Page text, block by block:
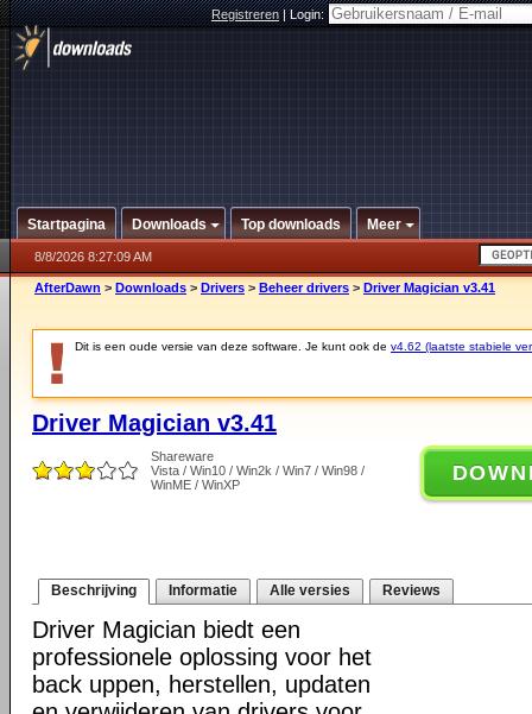
Registreren|Login:
Startpagina Downloads Top downloads Meer
8/8/2026 8:27:09 AM
AfterDawn > Downloads > Drivers > Beheer drivers > Driver Magician v3.41
Dit is een oude versie van deze software. Je kunt ook de v4.62 (laatste stabiele
Driver Magician v3.41
Shareware
Vista / Win10 / Win2k / Win7 / Win98 /
WinME / WinXP
Beschrijving Informatie Alle versies Reviews
Driver Magician biedt een
professionele oplossing voor het
back uppen, herstellen, updaten